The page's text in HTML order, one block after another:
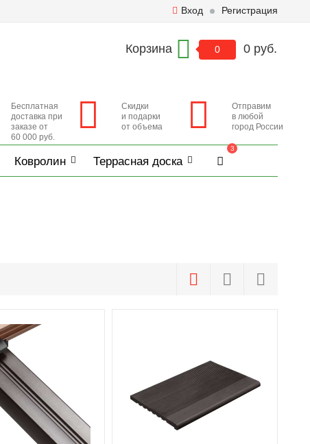
Вход Регистрация
Корзина 0 0 руб.
Бесплатная
доставка при
заказе от
60 000 руб.
Скидки
и подарки
от объема
Отправим
в любой
город России
Ковролин Террасная доска
3